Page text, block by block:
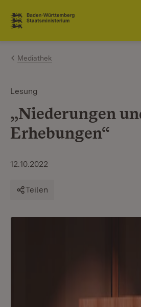
Zum Inhalt springen
Link zur Startseite
Mediathek
Lesung
„Niederungen
Erhebungen“
12.10.2022
Teilen